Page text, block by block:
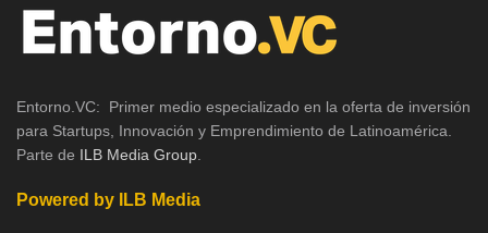
Entorno.VC: Primer medio especializado en la oferta de inversión
para Startups, Innovación y Emprendimiento de Latinoamérica.
Parte de ILB Media Group
Powered by ILB Media